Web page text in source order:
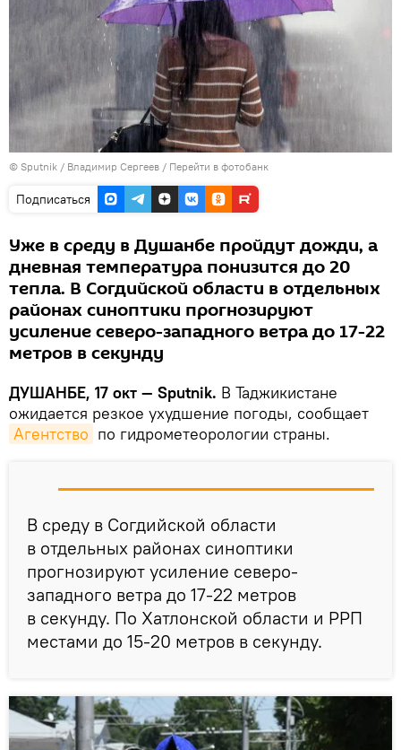
© Sputnik / Владимир Сергеев / Перейти в фотобанк
Подписаться
Уже в среду в Душанбе пройдут дожди, а
дневная температура понизится до 20
тепла. В Согдийской области в отдельных
районах синоптики прогнозируют
усиление северо-западного ветра до 17-22
метров в секунду
ДУШАНБЕ, 17 окт — Sputnik. В Таджикистане
ожидается резкое ухудшение погоды, сообщает
Агентство по гидрометеорологии страны.
В среду в Согдийской области
в отдельных районах синоптики
прогнозируют усиление северо-
западного ветра до 17-22 метров
в секунду. По Хатлонской области и РРП
местами до 15-20 метров в секунду.